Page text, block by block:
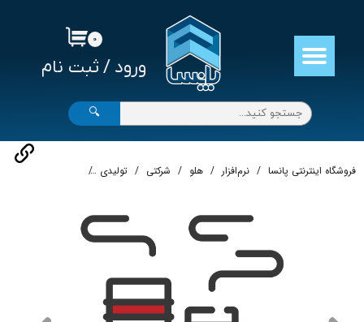
ورود / ثبت نام
حساب کاربری من
تغییر گذر واژه
سفارشات
خروج از حساب کاربری
۰
🔍
فروشگاه اینترنتی پانسا نرم‌افزار هلو شرکتی تولیدی